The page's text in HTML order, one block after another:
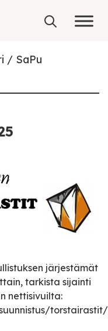
SaPu
järjestämät
tarkista sijainti
nettisivuilta:
torstairastit/